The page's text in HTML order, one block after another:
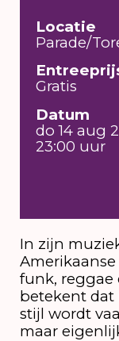
Locatie
Parade/
Gratis
Datum
do 14 aug
23:00 uur
In zijn
funk, reggae
betekent dat
stijl wordt
maar